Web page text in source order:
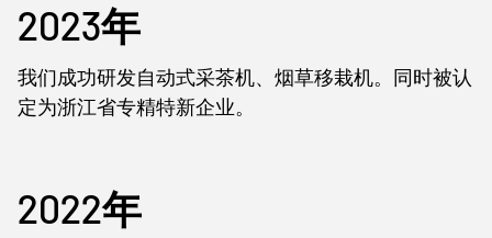
2023年
我们成功研发自动式采茶机、烟草移栽机。同时被认
定为浙江省专精特新企业。
2022年